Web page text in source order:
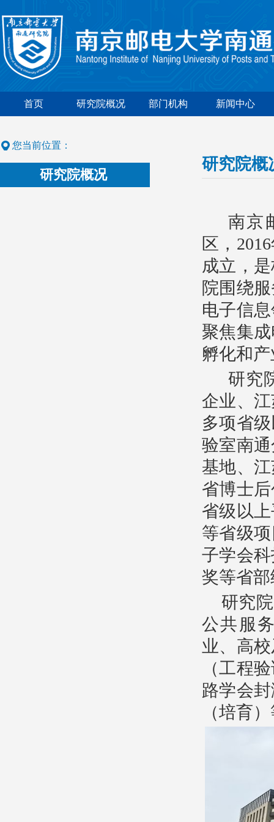
首页 研究院概况 部门机构 新闻中心
您当前位置：
研究院概况
研究院概
南京
区， 2016
成立，
院围绕
电子信
聚焦集
孵化和
研究
企业、
多项省
验室南
基地、
省博士
省级以
等省级
子学会
奖等省
研究院
公共服
业、高
（工程
路学会
（培育